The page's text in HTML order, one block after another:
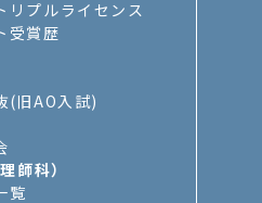
リプルライセンス
受賞歴
(旧AO入試)
師科）
覧